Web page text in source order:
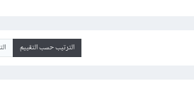
الترتيب حسب التقييم